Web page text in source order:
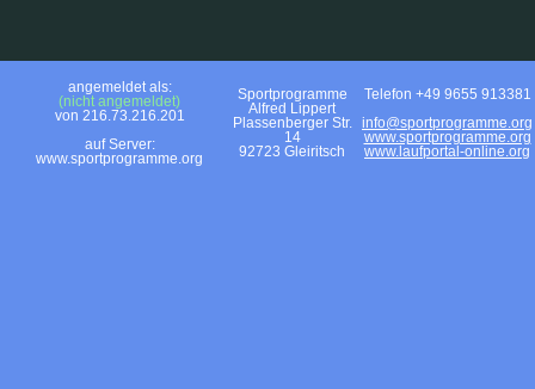
angemeldet als:
(nicht angemeldet)
von 216.73.216.201
auf Server:
www.sportprogramme.org
Sportprogramme
Alfred Lippert
Plassenberger Str.
14
92723 Gleiritsch
Telefon +49 9655 913381
info@sportprogramme.org
www.sportprogramme.org
www.laufportal-online.org